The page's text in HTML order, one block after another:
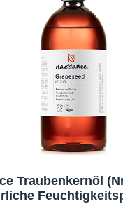
Traubenkernöl